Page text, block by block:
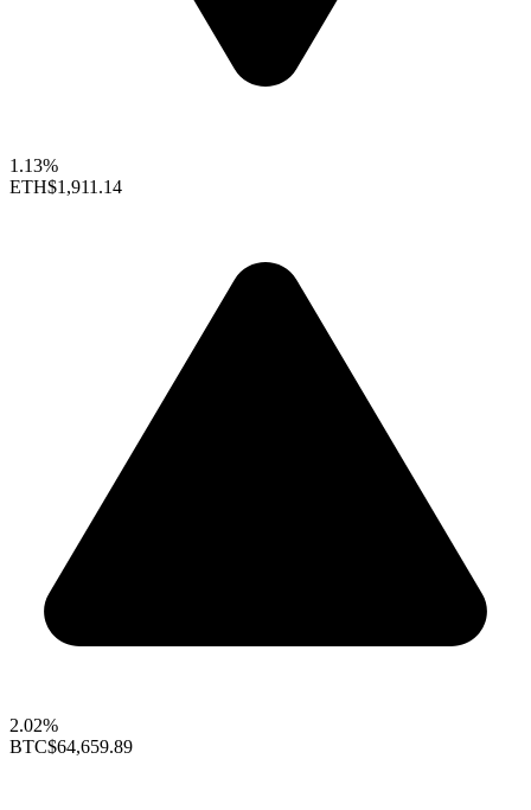
1.13%
ETH$1,911.14
2.02%
BTC$64,659.89